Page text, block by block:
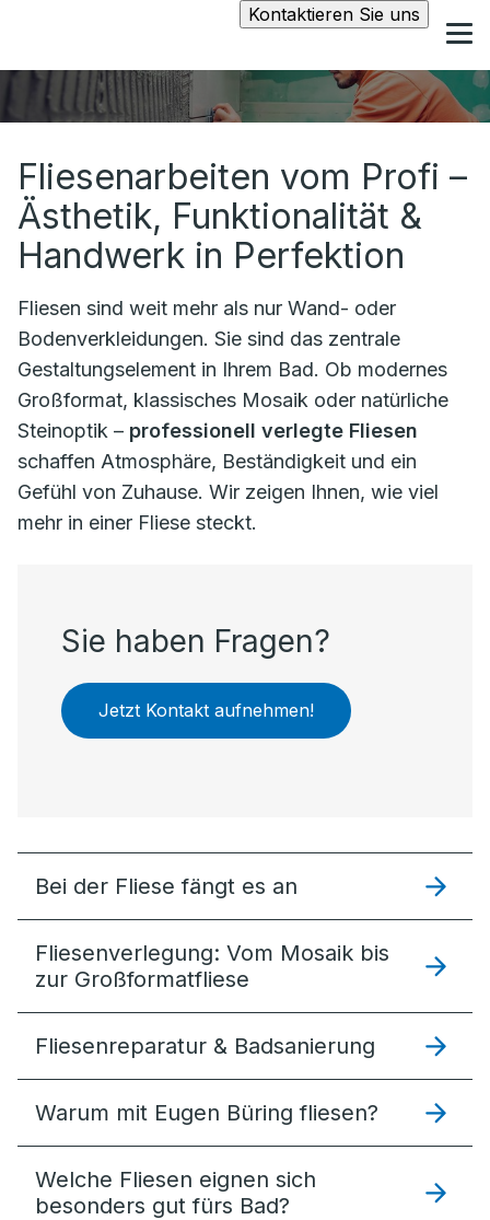
Kontaktieren Sie uns
Fliesenarbeiten vom Profi –
Ästhetik, Funktionalität &
Handwerk in Perfektion
Fliesen sind weit mehr als nur Wand- oder
Bodenverkleidungen. Sie sind das zentrale
Gestaltungselement in Ihrem Bad. Ob modernes
Großformat, klassisches Mosaik oder natürliche
Steinoptik – professionell verlegte Fliesen
schaffen Atmosphäre, Beständigkeit und ein
Gefühl von Zuhause. Wir zeigen Ihnen, wie viel
mehr in einer Fliese steckt.
Sie haben Fragen?
Jetzt Kontakt aufnehmen!
Bei der Fliese fängt es an
Fliesenverlegung: Vom Mosaik bis
zur Großformatfliese
Fliesenreparatur & Badsanierung
Warum mit Eugen Büring fliesen?
Welche Fliesen eignen sich
besonders gut fürs Bad?